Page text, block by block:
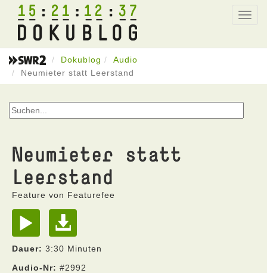
15 21 12 37
Dokublog
Audio
Neumieter statt Leerstand
Neumieter statt
Leerstand
Feature von Featurefee
Dauer: 3:30 Minuten
Audio-Nr: #2992